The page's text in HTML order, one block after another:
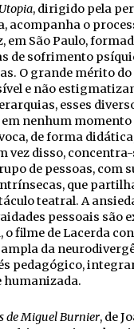
, dirigido pela
acompanha o
em São Paulo,
de sofrimento
O grande mérito
e não
esses
nenhum
de forma
vez disso,
de pessoas, com
que
teatral. A
pessoais são
o filme de Lacerda
da
pedagógico,
humanizada.
de Miguel Burnier, de